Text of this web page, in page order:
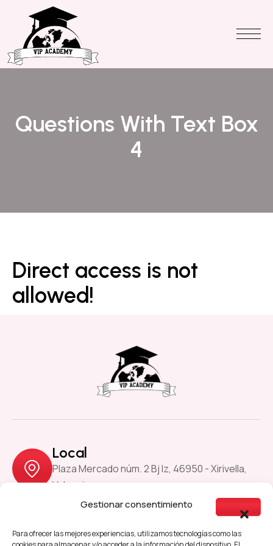
Gestionar consentimiento
Para ofrecer las mejores experiencias, utilizamos tecnologías como las
Questions With Text Box
4
Direct access is not
allowed!
Local
Plaza Mercado núm. 2 Bj Iz, 46950 - Xirivella,
Valencia